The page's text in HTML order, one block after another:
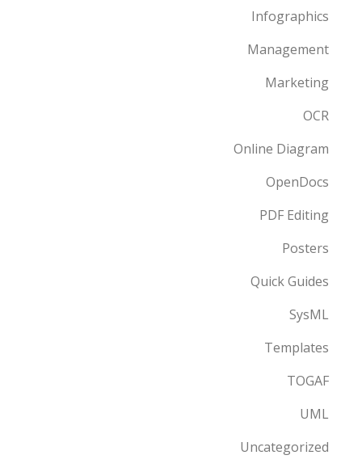
Infographics
Management
Marketing
OCR
Online Diagram
OpenDocs
PDF Editing
Posters
Quick Guides
SysML
Templates
TOGAF
UML
Uncategorized